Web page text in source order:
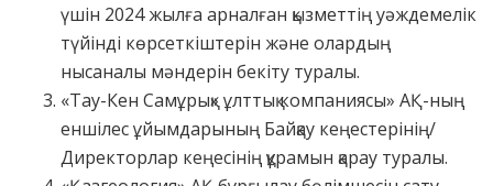
үшін 2024 жылға арналған қызметтің уәждемелік
түйінді көрсеткіштерін және олардың
нысаналы мәндерін бекіту туралы.
«Тау-Кен Самұрық» ұлттық компаниясы» АҚ-ның
еншілес ұйымдарының Байқау кеңестерінің/
Директорлар кеңесінің құрамын қарау туралы.